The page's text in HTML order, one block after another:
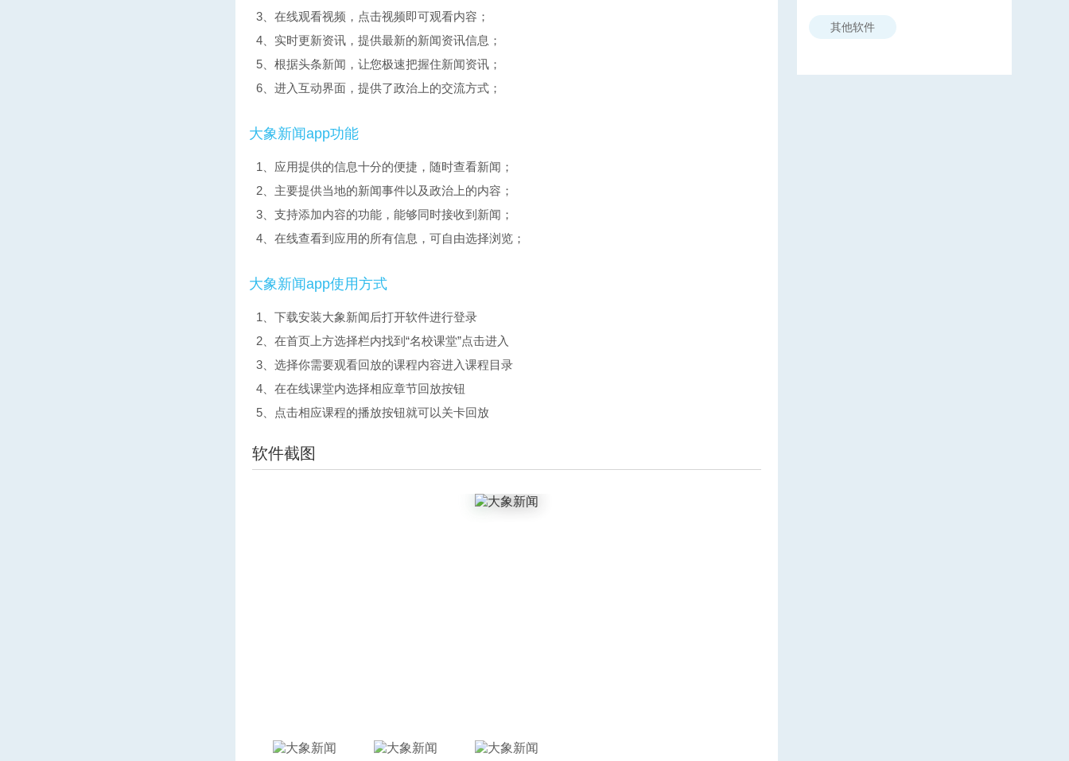
3、在线观看视频，点击视频即可观看内容；
4、实时更新资讯，提供最新的新闻资讯信息；
5、根据头条新闻，让您极速把握住新闻资讯；
6、进入互动界面，提供了政治上的交流方式；
大象新闻app功能
1、应用提供的信息十分的便捷，随时查看新闻；
2、主要提供当地的新闻事件以及政治上的内容；
3、支持添加内容的功能，能够同时接收到新闻；
4、在线查看到应用的所有信息，可自由选择浏览；
大象新闻app使用方式
1、下载安装大象新闻后打开软件进行登录
2、在首页上方选择栏内找到“名校课堂”点击进入
3、选择你需要观看回放的课程内容进入课程目录
4、在在线课堂内选择相应章节回放按钮
5、点击相应课程的播放按钮就可以关卡回放
软件截图
其他软件